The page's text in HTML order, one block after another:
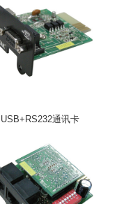
USB+RS232通讯卡